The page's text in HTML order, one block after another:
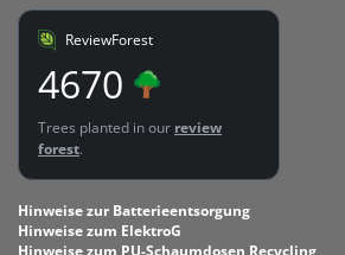
ReviewForest
4670
Trees planted in our review
forest.
Hinweise zur Batterieentsorgung
Hinweise zum ElektroG
Hinweise zum PU-Schaumdosen Recycling